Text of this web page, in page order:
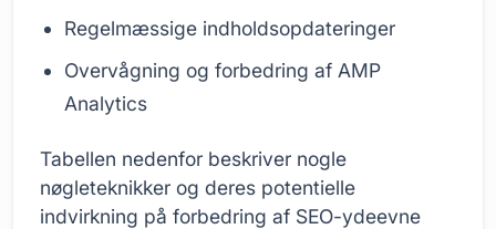
Regelmæssige indholdsopdateringer
Overvågning og forbedring af AMP
Analytics
Tabellen nedenfor beskriver nogle
nøgleteknikker og deres potentielle
indvirkning på forbedring af SEO-ydeevne